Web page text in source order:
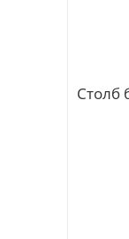
Столб